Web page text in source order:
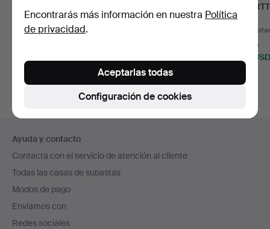
piezas, siglo XIX, cobre,
d…
Subastado 8 ago 2026
cobre, cambio de siglo
K,
1 puja
43 USD
en
el
pie
de
página
Ayuda y contacto
Contacta con el servicio de atención al cliente
Todas las casas de subastas
Modos de pago
Enviamos con
Redes sociales
Encontrarás más información en nuestra Política
de privacidad.
Configuración de cookies
Aceptarlas todas